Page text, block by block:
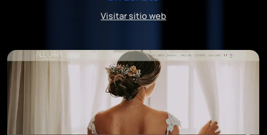
Visitar sitio web